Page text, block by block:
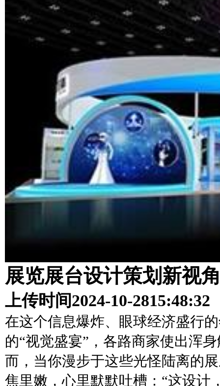
展览展台设计策划新视
上传时间2024-10-2815:48:32
在这个信息爆炸、眼球经济盛行
的“视觉盛宴”，各路商家使出浑
而，当你漫步于这些光怪陆离的
焦里嫩，心里默默吐槽：“这设计